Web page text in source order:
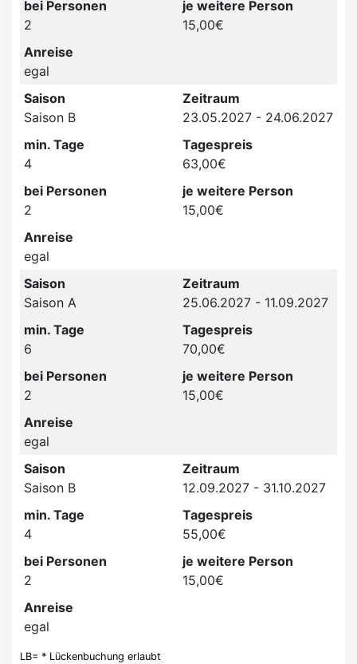
bei Personen
2
je weitere Person
15,00€
Anreise
egal
Saison
Saison B
Zeitraum
23.05.2027 - 24.06.2027
min. Tage
4
Tagespreis
63,00€
bei Personen
2
je weitere Person
15,00€
Anreise
egal
Saison
Saison A
Zeitraum
25.06.2027 - 11.09.2027
min. Tage
6
Tagespreis
70,00€
bei Personen
2
je weitere Person
15,00€
Anreise
egal
Saison
Saison B
Zeitraum
12.09.2027 - 31.10.2027
min. Tage
4
Tagespreis
55,00€
bei Personen
2
je weitere Person
15,00€
Anreise
egal
LB= * Lückenbuchung erlaubt